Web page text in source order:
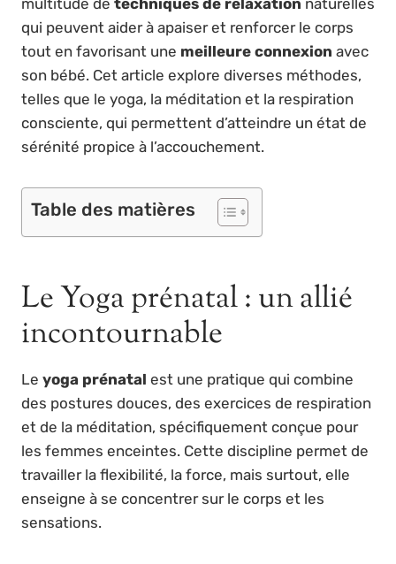
qui peuvent aider à apaiser et renforcer le corps
tout en favorisant une meilleure connexion avec
son bébé. Cet article explore diverses méthodes,
telles que le yoga, la méditation et la respiration
consciente, qui permettent d’atteindre un état de
sérénité propice à l’accouchement.
Table des matières
Le Yoga prénatal : un allié
incontournable
Le yoga prénatal est une pratique qui combine
des postures douces, des exercices de respiration
et de la méditation, spécifiquement conçue pour
les femmes enceintes. Cette discipline permet de
travailler la flexibilité, la force, mais surtout, elle
enseigne à se concentrer sur le corps et les
sensations.